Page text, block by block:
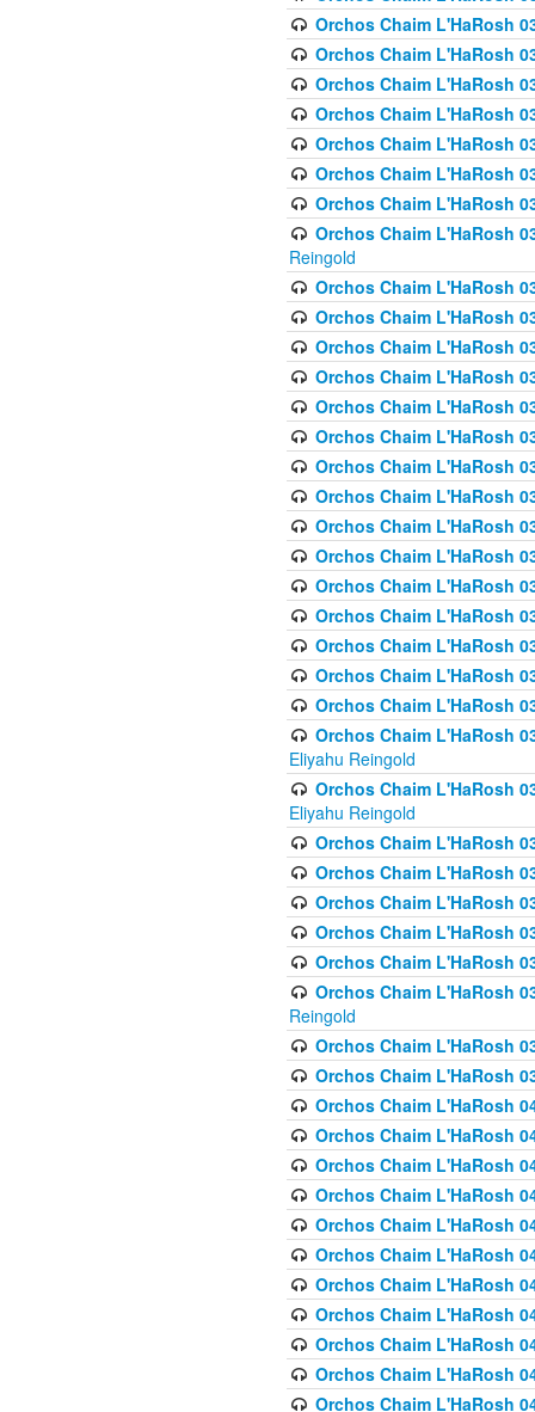
Orchos Chaim L'HaRosh
Orchos Chaim L'HaRosh
Orchos Chaim L'HaRosh
Orchos Chaim L'HaRosh
Orchos Chaim L'HaRosh
Orchos Chaim L'HaRosh
Orchos Chaim L'HaRosh
Orchos Chaim L'HaRosh
Reingold
Orchos Chaim L'HaRosh
Orchos Chaim L'HaRosh
Orchos Chaim L'HaRosh
Orchos Chaim L'HaRosh
Orchos Chaim L'HaRosh
Orchos Chaim L'HaRosh
Orchos Chaim L'HaRosh
Orchos Chaim L'HaRosh
Orchos Chaim L'HaRosh
Orchos Chaim L'HaRosh
Orchos Chaim L'HaRosh
Orchos Chaim L'HaRosh
Orchos Chaim L'HaRosh
Orchos Chaim L'HaRosh
Orchos Chaim L'HaRosh
Orchos Chaim L'HaRosh
Eliyahu Reingold
Orchos Chaim L'HaRosh
Eliyahu Reingold
Orchos Chaim L'HaRosh
Orchos Chaim L'HaRosh
Orchos Chaim L'HaRosh
Orchos Chaim L'HaRosh
Orchos Chaim L'HaRosh
Orchos Chaim L'HaRosh
Reingold
Orchos Chaim L'HaRosh
Orchos Chaim L'HaRosh
Orchos Chaim L'HaRosh
Orchos Chaim L'HaRosh
Orchos Chaim L'HaRosh
Orchos Chaim L'HaRosh
Orchos Chaim L'HaRosh
Orchos Chaim L'HaRosh
Orchos Chaim L'HaRosh
Orchos Chaim L'HaRosh
Orchos Chaim L'HaRosh
Orchos Chaim L'HaRosh
Orchos Chaim L'HaRosh